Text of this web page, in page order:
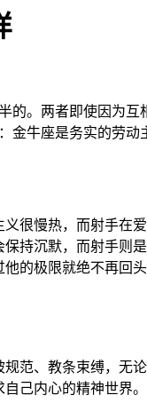
。两者即使因为互
牛座是务实的劳
很慢热，而射手在
持沉默，而射手则
的极限就绝不再回头
范、教条束缚，无
己内心的精神世界